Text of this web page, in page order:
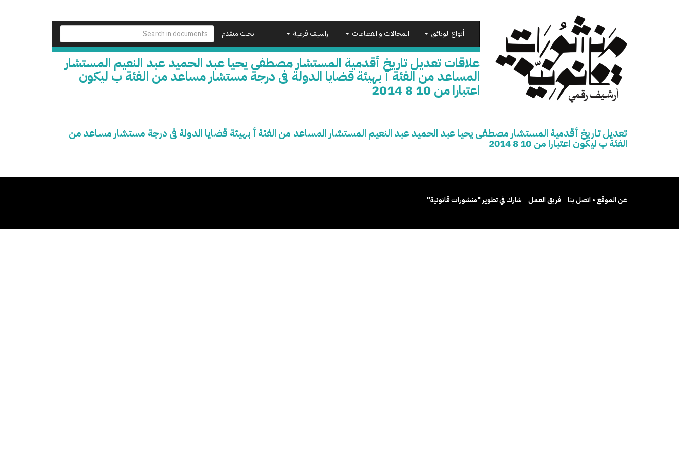
بحث متقدم أنواع الوثائق المجالات و القطاعات اراشيف فرعية
علاقات تعديل تاريخ أقدمية المستشار مصطفى يحيا عبد الحميد عبد النعيم المستشار
المساعد من الفئة أ بهيئة قضايا الدولة فى درجة مستشار مساعد من الفئة ب ليكون
اعتبارا من 10 8 2014
تعديل تاريخ أقدمية المستشار مصطفى يحيا عبد الحميد عبد النعيم المستشار المساعد من الفئة أ بهيئة قضايا الدولة فى درجة مستشار مساعد من
الفئة ب ليكون اعتبارا من 10 8 2014
عن الموقع • اتصل بنا فريق العمل شارك في تطوير "منشورات قانونية"